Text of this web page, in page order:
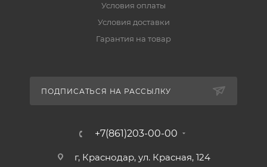
Условия оплаты
Условия доставки
Гарантия на товар
ПОДПИСАТЬСЯ НА РАССЫЛКУ
+7(861)203-00-00
г, Краснодар, ул. Красная, 124